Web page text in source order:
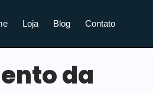
Loja Blog Contato
da